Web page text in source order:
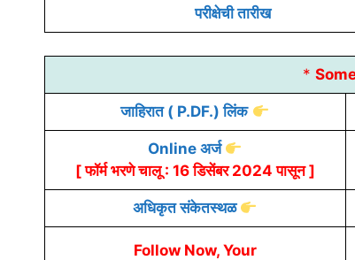
परीक्षेची तारीख
*
जाहिरात ( P.DF.) लिंक
Online अर्ज
[ फॉर्म भरणे चालू : 16 डिसेंबर 2024 पासून ]
अधिकृत संकेतस्थळ
Follow Now, Your